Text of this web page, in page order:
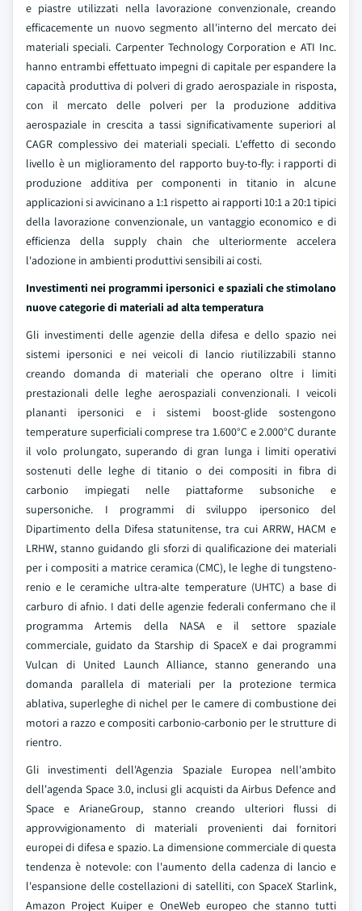
e piastre utilizzati nella lavorazione convenzionale, creando
efficacemente un nuovo segmento all'interno del mercato dei
materiali speciali. Carpenter Technology Corporation e ATI Inc.
hanno entrambi effettuato impegni di capitale per espandere la
capacità produttiva di polveri di grado aerospaziale in risposta,
con il mercato delle polveri per la produzione additiva
aerospaziale in crescita a tassi significativamente superiori al
CAGR complessivo dei materiali speciali. L'effetto di secondo
livello è un miglioramento del rapporto buy-to-fly: i rapporti di
produzione additiva per componenti in titanio in alcune
applicazioni si avvicinano a 1:1 rispetto ai rapporti 10:1 a 20:1 tipici
della lavorazione convenzionale, un vantaggio economico e di
efficienza della supply chain che ulteriormente accelera
l'adozione in ambienti produttivi sensibili ai costi.
Investimenti nei programmi ipersonici e spaziali che stimolano
nuove categorie di materiali ad alta temperatura
Gli investimenti delle agenzie della difesa e dello spazio nei
sistemi ipersonici e nei veicoli di lancio riutilizzabili stanno
creando domanda di materiali che operano oltre i limiti
prestazionali delle leghe aerospaziali convenzionali. I veicoli
plananti ipersonici e i sistemi boost-glide sostengono
temperature superficiali comprese tra 1.600°C e 2.000°C durante
il volo prolungato, superando di gran lunga i limiti operativi
sostenuti delle leghe di titanio o dei compositi in fibra di
carbonio impiegati nelle piattaforme subsoniche e
supersoniche. I programmi di sviluppo ipersonico del
Dipartimento della Difesa statunitense, tra cui ARRW, HACM e
LRHW, stanno guidando gli sforzi di qualificazione dei materiali
per i compositi a matrice ceramica (CMC), le leghe di tungsteno-
renio e le ceramiche ultra-alte temperature (UHTC) a base di
carburo di afnio. I dati delle agenzie federali confermano che il
programma Artemis della NASA e il settore spaziale
commerciale, guidato da Starship di SpaceX e dai programmi
Vulcan di United Launch Alliance, stanno generando una
domanda parallela di materiali per la protezione termica
ablativa, superleghe di nichel per le camere di combustione dei
motori a razzo e compositi carbonio-carbonio per le strutture di
rientro.
Gli investimenti dell'Agenzia Spaziale Europea nell'ambito
dell'agenda Space 3.0, inclusi gli acquisti da Airbus Defence and
Space e ArianeGroup, stanno creando ulteriori flussi di
approvvigionamento di materiali provenienti dai fornitori
europei di difesa e spazio. La dimensione commerciale di questa
tendenza è notevole: con l'aumento della cadenza di lancio e
l'espansione delle costellazioni di satelliti, con SpaceX Starlink,
Amazon Project Kuiper e OneWeb europeo che stanno tutti